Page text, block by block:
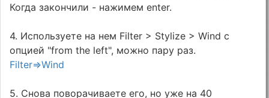
Когда закончили - нажимем enter.
4. Используете на нем Filter > Stylize > Wind с
опцией "from the left", можно пару раз.
Filter=>Wind
5. Снова поворачиваете его, но уже на 40